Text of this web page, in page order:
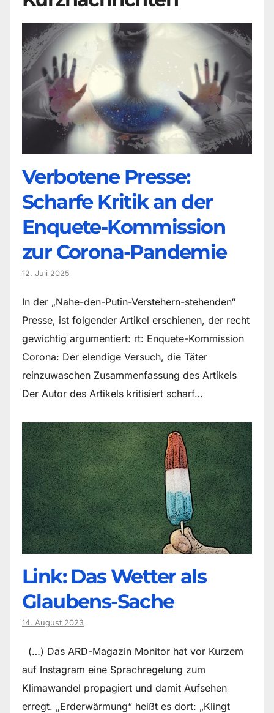
Verbotene Presse:
Scharfe Kritik an der
Enquete-Kommission
zur Corona-Pandemie
12. Juli 2025
In der „Nahe-den-Putin-Verstehern-stehenden“
Presse, ist folgender Artikel erschienen, der recht
gewichtig argumentiert: rt: Enquete-Kommission
Corona: Der elendige Versuch, die Täter
reinzuwaschen Zusammenfassung des Artikels
Der Autor des Artikels kritisiert scharf…
Link: Das Wetter als
Glaubens-Sache
14. August 2023
(…) Das ARD-Magazin Monitor hat vor Kurzem
auf Instagram eine Sprachregelung zum
Klimawandel propagiert und damit Aufsehen
erregt. „Erderwärmung“ heißt es dort: „Klingt